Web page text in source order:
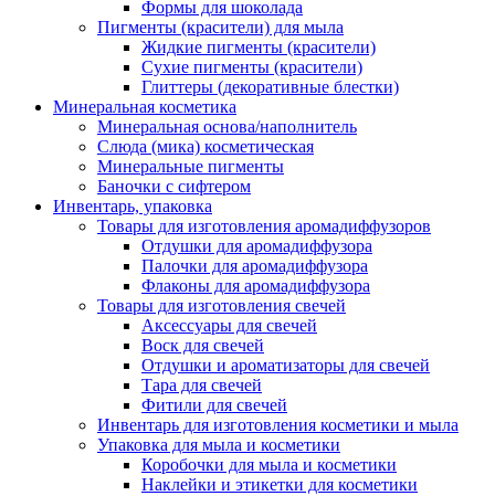
Формы для шоколада
Пигменты (красители) для мыла
Жидкие пигменты (красители)
Сухие пигменты (красители)
Глиттеры (декоративные блестки)
Минеральная косметика
Минеральная основа/наполнитель
Слюда (мика) косметическая
Минеральные пигменты
Баночки с сифтером
Инвентарь, упаковка
Товары для изготовления аромадиффузоров
Отдушки для аромадиффузора
Палочки для аромадиффузора
Флаконы для аромадиффузора
Товары для изготовления свечей
Аксессуары для свечей
Воск для свечей
Отдушки и ароматизаторы для свечей
Тара для свечей
Фитили для свечей
Инвентарь для изготовления косметики и мыла
Упаковка для мыла и косметики
Коробочки для мыла и косметики
Наклейки и этикетки для косметики